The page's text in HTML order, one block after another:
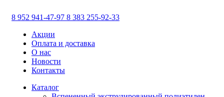
8 952 941-47-97 8 383 255-92-33
Акции
Оплата и доставка
О нас
Новости
Контакты
Каталог